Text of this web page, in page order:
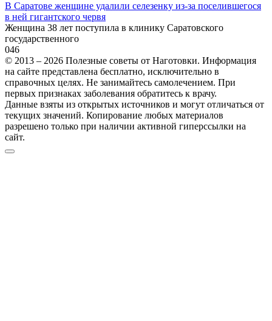
В Саратове женщине удалили селезенку из-за поселившегося
в ней гигантского червя
Женщина 38 лет поступила в клинику Саратовского
государственного
046
© 2013 – 2026 Полезные советы от Наготовки. Информация
на сайте представлена бесплатно, исключительно в
справочных целях. Не занимайтесь самолечением. При
первых признаках заболевания обратитесь к врачу.
Данные взяты из открытых источников и могут отличаться от
текущих значений. Копирование любых материалов
разрешено только при наличии активной гиперссылки на
сайт.